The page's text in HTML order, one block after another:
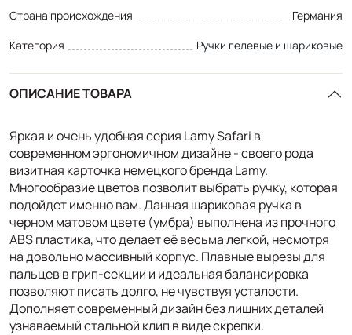
Страна происхождения
Германия
Категория
Ручки гелевые и шариковые
ОПИСАНИЕ ТОВАРА
Яркая и очень удобная серия Lamy Safari в
современном эргономичном дизайне - своего рода
визитная карточка немецкого бренда Lamy.
Многообразие цветов позволит выбрать ручку, которая
подойдет именно вам. Данная шариковая ручка в
черном матовом цвете (умбра) выполнена из прочного
ABS пластика, что делает её весьма легкой, несмотря
на довольно массивный корпус. Плавные вырезы для
пальцев в грип-секции и идеальная балансировка
позволяют писать долго, не чувствуя усталости.
Дополняет современный дизайн без лишних деталей
узнаваемый стальной клип в виде скрепки.